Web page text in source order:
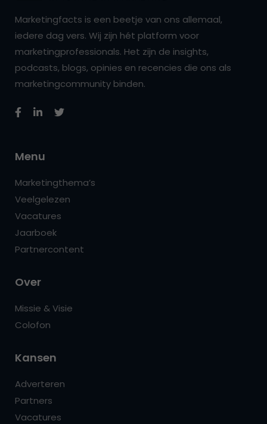
Marketingfacts is een beetje van ons allemaal,
iedere dag vers. Wij zijn hét platform voor
marketingprofessionals. Het zijn de insights,
podcasts, blogs, opinies en recencies die ons als
marketingcommunity binden.
Menu
Marketingthema’s
Veelgelezen
Vacatures
Jaarboek
Partnercontent
Over
Missie & Visie
Colofon
Kansen
Adverteren
Partners
Vacatures